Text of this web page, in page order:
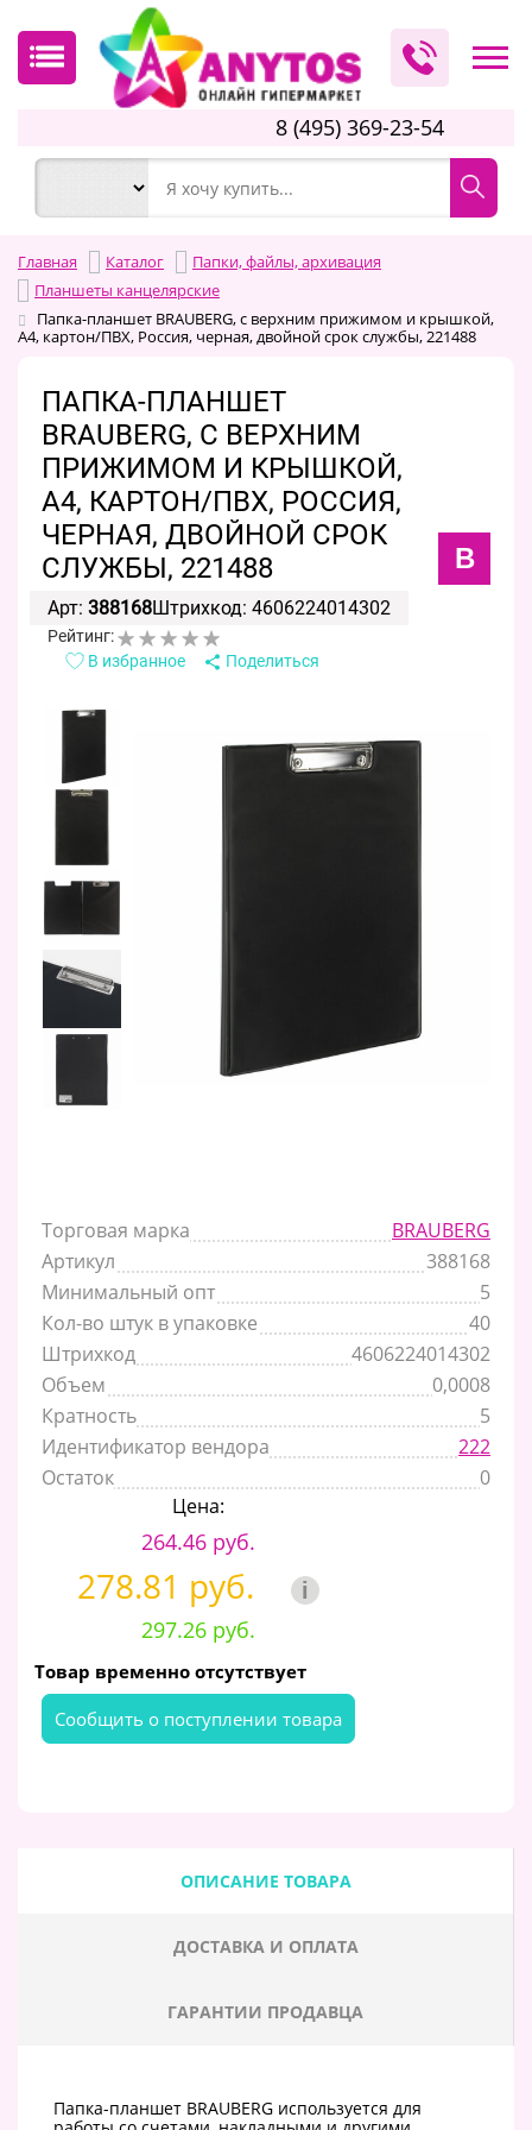
8 (495) 369-23-54
Главная Каталог
Папки, файлы, архивация
Планшеты канцелярские
Папка-планшет BRAUBERG, с верхним прижимом и крышкой,
А4, картон/ПВХ, Россия, черная, двойной срок службы, 221488
ПАПКА-ПЛАНШЕТ
BRAUBERG, С ВЕРХНИМ
ПРИЖИМОМ И КРЫШКОЙ,
А4, КАРТОН/ПВХ, РОССИЯ,
ЧЕРНАЯ, ДВОЙНОЙ СРОК
СЛУЖБЫ, 221488
B
Арт: 388168Штрихкод: 4606224014302
Рейтинг:
В избранное
Поделиться
Торговая марка
BRAUBERG
Артикул
388168
Минимальный опт
5
Кол-во штук в упаковке
40
Штрихкод
4606224014302
Объем
0,0008
Кратность
5
Идентификатор вендора
222
Остаток
0
Цена:
264.46 руб.
278.81 руб. i
297.26 руб.
Товар временно отсутствует
Cообщить о поступлении товара
ОПИСАНИЕ ТОВАРА
ДОСТАВКА И ОПЛАТА
ГАРАНТИИ ПРОДАВЦА
Папка-планшет BRAUBERG используется для